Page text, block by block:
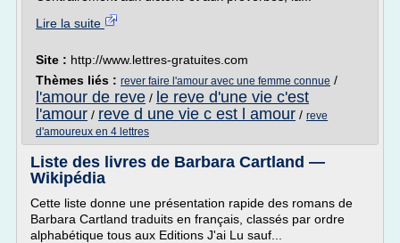
Lire la suite
Site : http://www.lettres-gratuites.com
Thèmes liés : rever faire l'amour avec une femme connue /
l'amour de reve / le reve d'une vie c'est
l'amour / reve d une vie c est l amour / reve
d'amoureux en 4 lettres
Liste des livres de Barbara Cartland —
Wikipédia
Cette liste donne une présentation rapide des romans de
Barbara Cartland traduits en français, classés par ordre
alphabétique tous aux Editions J'ai Lu sauf...